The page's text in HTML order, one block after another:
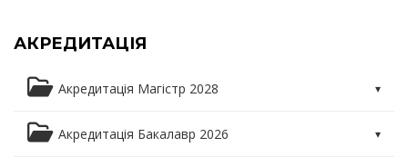
АКРЕДИТАЦІЯ
Акредитація Магістр 2028
Освітня програма
Акредитація Бакалавр 2026